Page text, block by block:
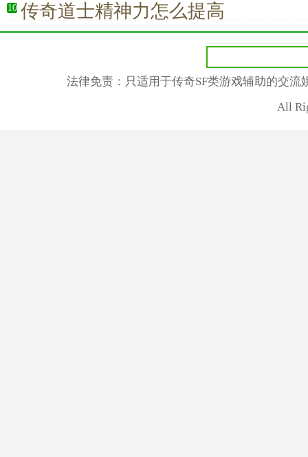
10 传奇道士精神力怎么提高
法律免责：只适用于传奇SF类游戏辅助的交
All